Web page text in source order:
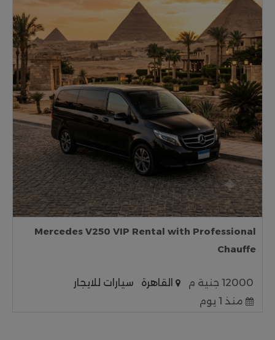
Mercedes V250 VIP Rental with Professional
Chauffe
12000 جنية م القاهرة
سيارات للايجار
منذ 1 يوم